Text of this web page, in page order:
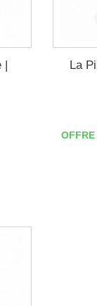
|
La